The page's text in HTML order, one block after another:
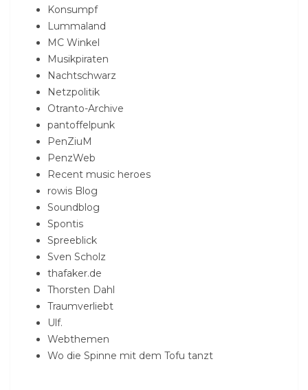
Konsumpf
Lummaland
MC Winkel
Musikpiraten
Nachtschwarz
Netzpolitik
Otranto-Archive
pantoffelpunk
PenZiuM
PenzWeb
Recent music heroes
rowis Blog
Soundblog
Spontis
Spreeblick
Sven Scholz
thafaker.de
Thorsten Dahl
Traumverliebt
Ulf.
Webthemen
Wo die Spinne mit dem Tofu tanzt